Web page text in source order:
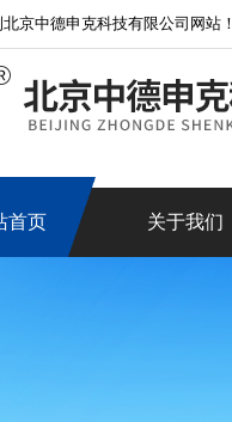
京中德申克科技有限公司网站！
首页 关于我们